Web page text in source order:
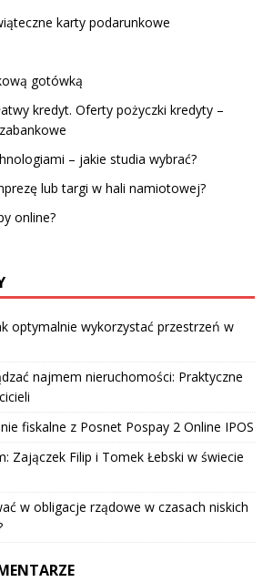
karty podarunkowe
gotówką
kredyt. Oferty pożyczki kredyty –
– jakie studia wybrać?
lub targi w hali namiotowej?
online?
optymalnie wykorzystać przestrzeń w
najmem nieruchomości: Praktyczne
fiskalne z Posnet Pospay 2 Online IPOS
Zajączek Filip i Tomek Łebski w świecie
w obligacje rządowe w czasach niskich